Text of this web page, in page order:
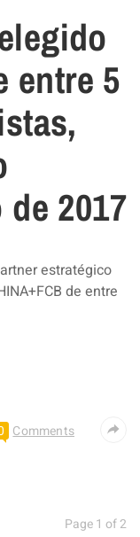
entre 5
2017
estratégico
de entre
Comments
Page 1 of 2